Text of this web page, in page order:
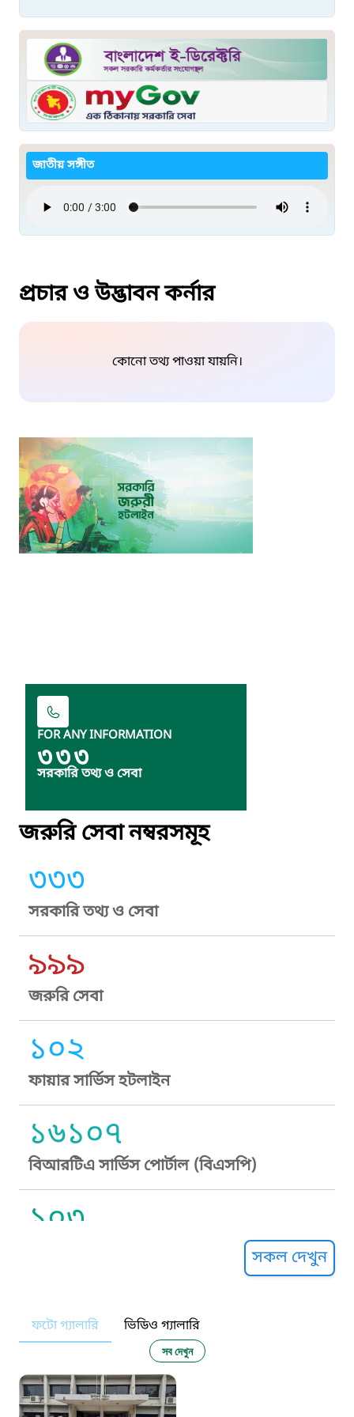
জাতীয় সঙ্গীত
প্রচার ও উদ্ভাবন কর্নার
কোনো তথ্য পাওয়া যায়নি।
FOR ANY INFORMATION
৩৩৩
সরকারি তথ্য ও সেবা
জরুরি সেবা নম্বরসমূহ
৩৩৩
সরকারি তথ্য ও সেবা
৯৯৯
জরুরি সেবা
১০২
ফায়ার সার্ভিস হটলাইন
১৬১০৭
বিআরটিএ সার্ভিস পোর্টাল (বিএসপি)
১০৩
নারী ও শিশু নির্যাতন প্রতিরোধ
১০৬
সকল দেখুন
ফটো গ্যালারি ভিডিও গ্যালারি
সব দেখুন